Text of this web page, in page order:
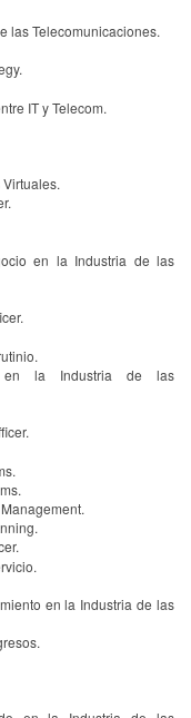
las Telecomunicaciones.
IT y Telecom.
en la Industria de las
en la Industria de las
en la Industria de las